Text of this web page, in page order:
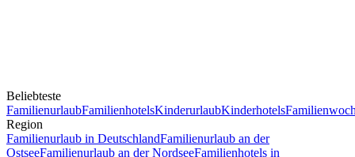
Beliebteste
FamilienurlaubFamilienhotelsKinderurlaubKinderhotels
Region
Familienurlaub in DeutschlandFamilienurlaub an der
OstseeFamilienurlaub an der NordseeFamilienhotels in